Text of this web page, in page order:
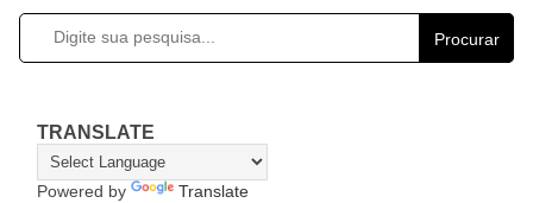
Procurar
TRANSLATE
Powered by Translate